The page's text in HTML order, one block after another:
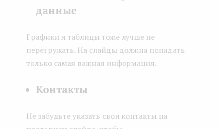
данные
Графики и таблицы тоже лучше не
перегружать. На слайды должна попадать
только самая важная информация.
Контакты
Не забудьте указать свои контакты на